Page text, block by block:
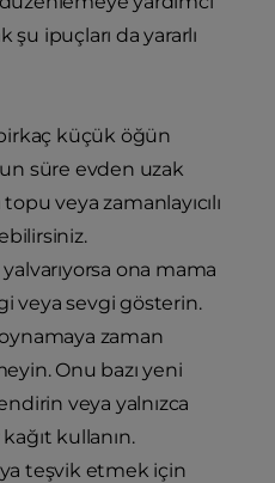
ipuçları da yararlı
küçük öğün
süre evden uzak
veya zamanlayıcılı
ona mama
veya sevgi gösterin.
zaman
Onu bazı yeni
veya yalnızca
kullanın.
teşvik etmek için